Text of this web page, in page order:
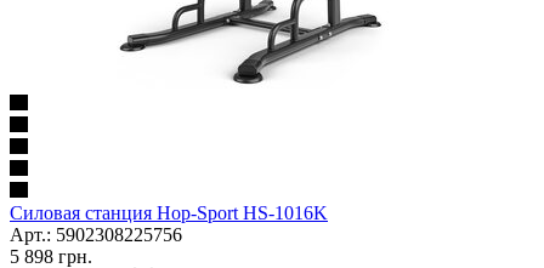
Силовая станция Hop-Sport HS-1016K
Арт.: 5902308225756
5 898 грн.